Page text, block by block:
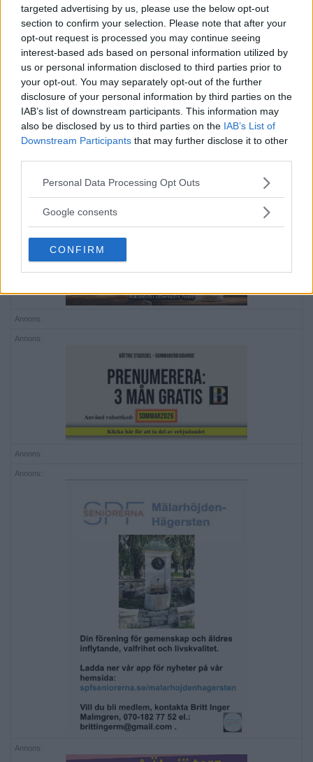
targeted advertising by us, please use the below opt-out
section to confirm your selection. Please note that after your
opt-out request is processed you may continue seeing
interest-based ads based on personal information utilized by
us or personal information disclosed to third parties prior to
your opt-out. You may separately opt-out of the further
disclosure of your personal information by third parties on the
IAB’s list of downstream participants. This information may
also be disclosed by us to third parties on the IAB’s List of
Downstream Participants that may further disclose it to other
Please note that this website/app uses one or more Google
not limited to your visit or usage behaviour. You may click to
use your data for below specified purposes in below Google
consent section.
Personal Data Processing Opt Outs
Google consents
CONFIRM
Annons:
Annons:
Annons:
Annons:
Annons:
Annons: